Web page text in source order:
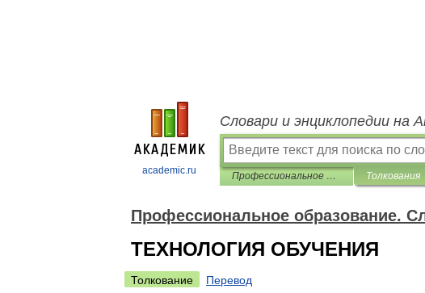
academic.ru
Словари и энциклопедии на
Профессиональное образование. Словарь Толкования
Профессиональное образование.
ТЕХНОЛОГИЯ ОБУЧЕНИЯ
Толкование
Перевод